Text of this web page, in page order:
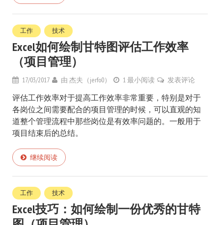
工作 技术
Excel如何绘制甘特图评估工作效率
（项目管理）
17/03/2017 由 杰夫（jerfo0） 1 最小阅读 发表评论
评估工作效率对于提高工作效率非常重要，特别是对于
各岗位之间需要配合的项目管理的时候，可以直观的知
道整个管理流程中那些岗位是有效率问题的。一般用于
项目结束后的总结。
继续阅读
工作 技术
Excel技巧：如何绘制一份优秀的甘特